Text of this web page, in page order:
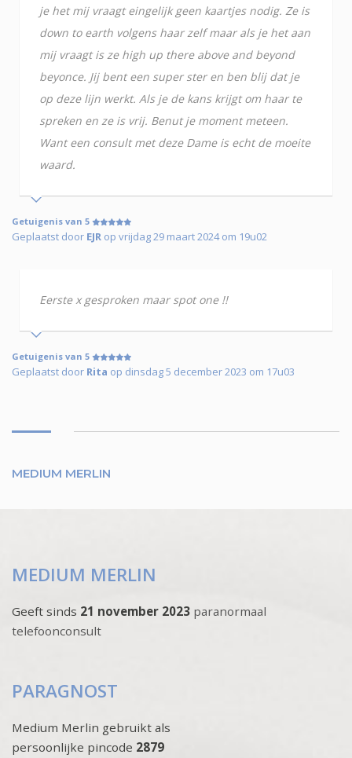
je het mij vraagt eingelijk geen kaartjes nodig. Ze is
down to earth volgens haar zelf maar als je het aan
mij vraagt is ze high up there above and beyond
beyonce. Jij bent een super ster en ben blij dat je
op deze lijn werkt. Als je de kans krijgt om haar te
spreken en ze is vrij. Benut je moment meteen.
Want een consult met deze Dame is echt de moeite
waard.
Getuigenis van 5
Geplaatst door EJR op vrijdag 29 maart 2024 om 19u02
Eerste x gesproken maar spot one !!
Getuigenis van 5
Geplaatst door Rita op dinsdag 5 december 2023 om 17u03
MEDIUM MERLIN
MEDIUM MERLIN
Geeft sinds 21 november 2023 paranormaal
telefoonconsult
PARAGNOST
Medium Merlin gebruikt als
persoonlijke pincode 2879